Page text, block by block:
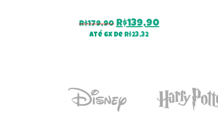
R$179,90 O
preço
R$139,90O
Até 6x de R$23,32